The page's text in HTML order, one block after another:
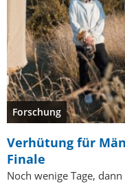
Forschung
Verhütung für
Finale
Noch wenige Tage,